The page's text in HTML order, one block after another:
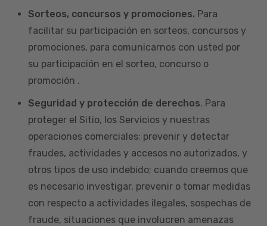
Sorteos, concursos y promociones. Para
facilitar su participación en sorteos, concursos y
promociones, para comunicarnos con usted por
su participación en el sorteo, concurso o
promoción .
Seguridad y protección de derechos. Para
proteger el Sitio, los Servicios y nuestras
operaciones comerciales; prevenir y detectar
fraudes, actividades y accesos no autorizados, y
otros tipos de uso indebido; cuando creemos que
es necesario investigar, prevenir o tomar medidas
con respecto a actividades ilegales, sospechas de
fraude, situaciones que involucren amenazas